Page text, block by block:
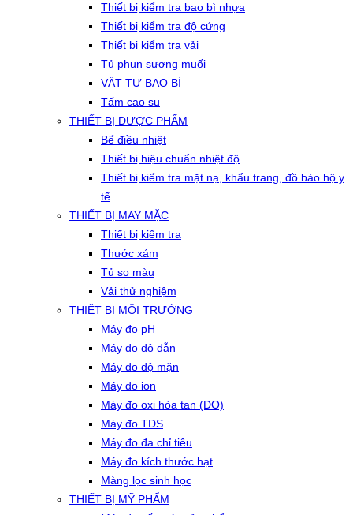
Thiết bị kiểm tra bao bì nhựa
Thiết bị kiểm tra độ cứng
Thiết bị kiểm tra vải
Tủ phun sương muối
VẬT TƯ BAO BÌ
Tấm cao su
THIẾT BỊ DƯỢC PHẨM
Bể điều nhiệt
Thiết bị hiệu chuẩn nhiệt độ
Thiết bị kiểm tra mặt nạ, khẩu trang, đồ bảo hộ y
tế
THIẾT BỊ MAY MẶC
Thiết bị kiểm tra
Thước xám
Tủ so màu
Vải thử nghiệm
THIẾT BỊ MÔI TRƯỜNG
Máy đo pH
Máy đo độ dẫn
Máy đo độ mặn
Máy đo ion
Máy đo oxi hòa tan (DO)
Máy đo TDS
Máy đo đa chỉ tiêu
Máy đo kích thước hạt
Màng lọc sinh học
THIẾT BỊ MỸ PHẨM